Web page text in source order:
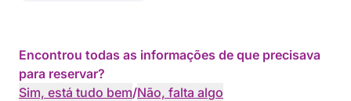
Encontrou todas as informações de que precisava
para reservar?
Sim, está tudo bem/Não, falta algo